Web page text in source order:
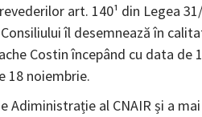
art. 140¹ din Legea
îl desemnează în
Costin începând cu data de
18 noiembrie.
Adiministrație al CNAIR și a